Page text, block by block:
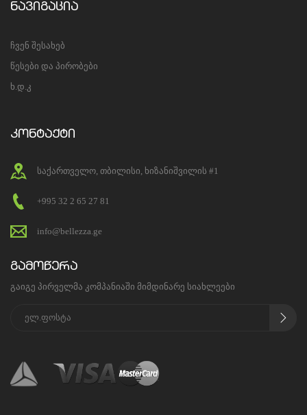
ნავიგაცია
ჩვენ შესახებ
წესები და პირობები
ხ.დ.კ
კონტაქტი
საქართველო, თბილისი, ხიზანიშვილის #1
+995 32 2 65 27 81
info@bellezza.ge
გამოწერა
გაიგე პირველმა კომპანიაში მიმდინარე სიახლეები